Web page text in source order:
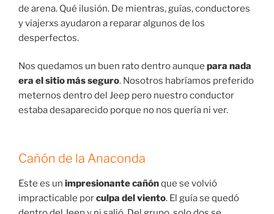
de arena. Qué ilusión. De mientras, guías, conductores
y viajerxs ayudaron a reparar algunos de los
desperfectos.
Nos quedamos un buen rato dentro aunque para nada
era el sitio más seguro. Nosotros habríamos preferido
meternos dentro del Jeep pero nuestro conductor
estaba desaparecido porque no nos quería ni ver.
Cañón de la Anaconda
Este es un impresionante cañónque se volvió
impracticable porculpa del viento. El guía se quedó